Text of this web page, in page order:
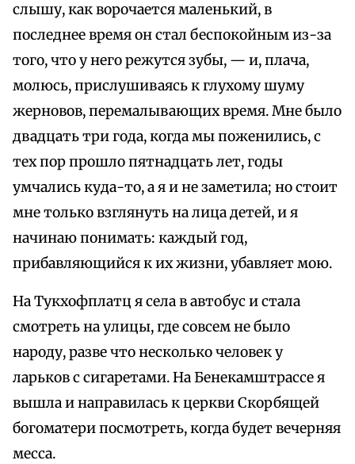
слышу, как ворочается маленький, в
последнее время он стал беспокойным из-за
того, что у него режутся зубы, — и, плача,
молюсь, прислушиваясь к глухому шуму
жерновов, перемалывающих время. Мне было
двадцать три года, когда мы поженились, с
тех пор прошло пятнадцать лет, годы
умчались куда-то, а я и не заметила; но стоит
мне только взглянуть на лица детей, и я
начинаю понимать: каждый год,
прибавляющийся к их жизни, убавляет мою.
На Тукхофплатц я села в автобус и стала
смотреть на улицы, где совсем не было
народу, разве что несколько человек у
ларьков с сигаретами. На Бенекамштрассе я
вышла и направилась к церкви Скорбящей
богоматери посмотреть, когда будет вечерняя
месса.